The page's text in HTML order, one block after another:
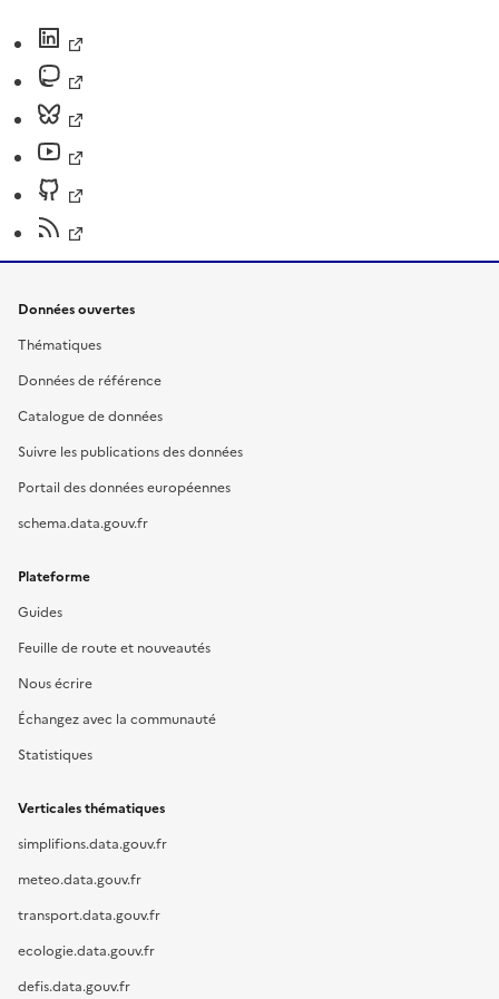
Données ouvertes
Thématiques
Données de référence
Catalogue de données
Suivre les publications des données
Portail des données européennes
schema.data.gouv.fr
Plateforme
Guides
Feuille de route et nouveautés
Nous écrire
Échangez avec la communauté
Statistiques
Verticales thématiques
simplifions.data.gouv.fr
meteo.data.gouv.fr
transport.data.gouv.fr
ecologie.data.gouv.fr
defis.data.gouv.fr